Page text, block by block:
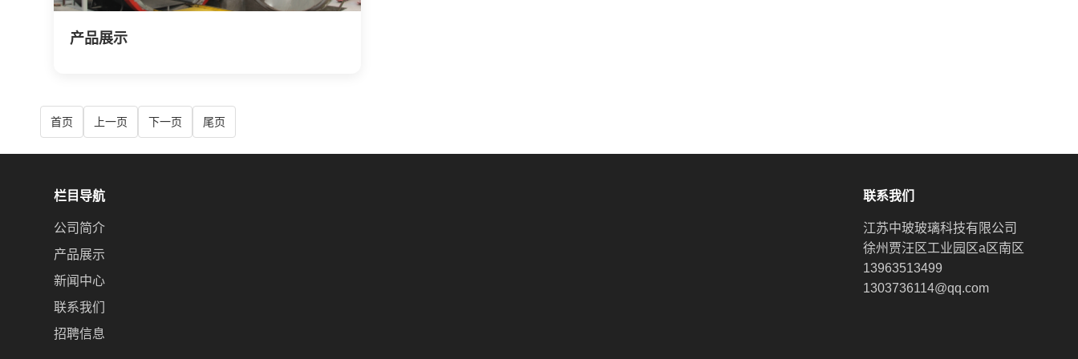
产品展示
首页 上一页 下一页 尾页
栏目导航
公司简介
产品展示
新闻中心
联系我们
招聘信息
联系我们
江苏中玻玻璃科技有限公司
徐州贾汪区工业园区a区南区
13963513499
1303736114@qq.com